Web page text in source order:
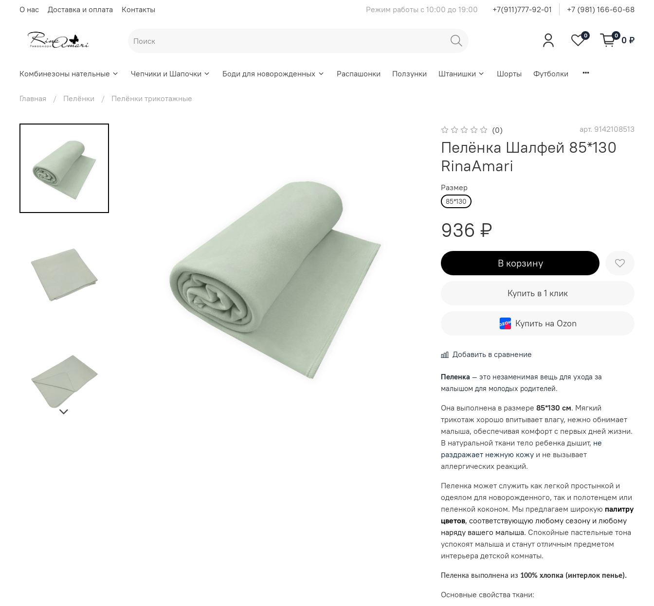
О нас Доставка и оплата Контакты Режим работы с 10:00 до 19:00 +7(911)777-92-01 +7 (981) 166-60-68
0 0 0 ₽
Комбинезоны нательные Чепчики и Шапочки Боди для новорожденных Распашонки Ползунки Штанишки Шорты Футболки
Главная Пелёнки Пелёнки трикотажные
(0) арт. 9142108513
Пелёнка Шалфей 85*130
RinaAmari
Размер
85*130
936 ₽
В корзину
Купить в 1 клик
Купить на Ozon
Добавить в сравнение
Пеленка— это незаменимая вещь для ухода за
малышом для молодых родителей.
Она выполнена в размере85*130 см. Мягкий
трикотаж хорошо впитывает влагу, нежно обнимает
малыша, обеспечивая комфорт с первых дней жизни.
В натуральной ткани тело ребенка дышит, не
раздражает нежную кожу и не вызывает
аллергических реакций.
Пеленка может служить как легкой простынкой и
одеялом для новорожденного, так и полотенцем или
пеленкой коконом. Мы предлагаем широкую палитру
цветов, соответствующую любому сезону и любому
наряду вашего малыша. Спокойные пастельные тона
успокоят малыша и станут отличным предметом
интерьера детской комнаты.
Пеленка выполнена из 100% хлопка (интерлок пенье).
Основные свойства ткани: